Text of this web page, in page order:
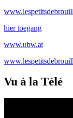
hier toegang
www.ubw.at
Vu à la Télé